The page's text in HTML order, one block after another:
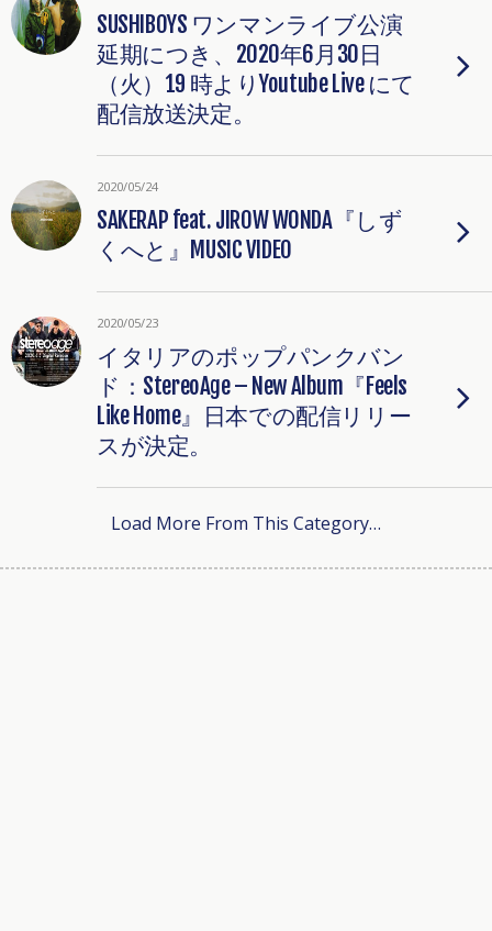
SUSHIBOYS ワンマンライブ公演
延期につき、2020年6月30日
（火）19 時よりYoutube Live にて
配信放送決定。
2020/05/24
SAKERAP feat. JIROW WONDA『しず
くへと』MUSIC VIDEO
2020/05/23
イタリアのポップパンクバン
ド：StereoAge – New Album『Feels
Like Home』日本での配信リリー
スが決定。
Load More From This Category…